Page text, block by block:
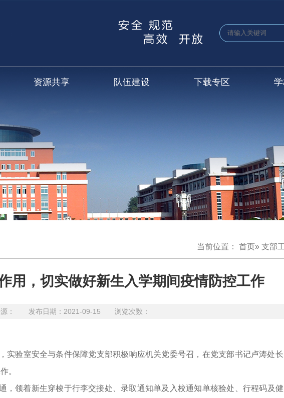
资源共享 队伍建设 下载专区
当前位置： 首页» 支部
用，切实做好新生入学期间疫情防控工作
： 发布日期：2021-09-15 浏览次数：
实验室安全与条件保障党支部积极响应机关党委号召， 在党支部书记卢涛处长
。
，领着新生穿梭于行李交接处、录取通知单及入校通知单核验处、 行程码及